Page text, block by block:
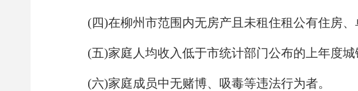
(四)在柳州市范围内无房产且未租住租公有住房
(五)家庭人均收入低于市统计部门公布的上年度
(六)家庭成员中无赌博、吸毒等违法行为者。